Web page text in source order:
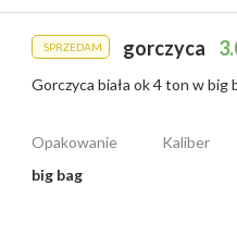
SPRZEDAM gorczyca
Gorczyca biała ok 4 ton w big
Opakowanie
big bag
Kaliber